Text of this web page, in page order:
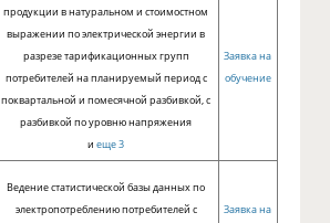
продукции в натуральном и стоимостном
выражении по электрической энергии в
разрезе тарификационных групп
потребителей на планируемый период с
поквартальной и помесячной разбивкой, с
разбивкой по уровню напряжения
иеще 3
Заявка на
обучение
Ведение статистической базы данных по
электропотреблению потребителей с
Заявка на